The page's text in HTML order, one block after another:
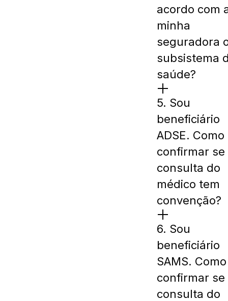
acordo com
minha
seguradora
subsistema
saúde?
5. Sou
beneficiário
ADSE. Como
confirmar se
consulta do
médico tem
convenção?
6. Sou
beneficiário
SAMS. Como
confirmar se
consulta do